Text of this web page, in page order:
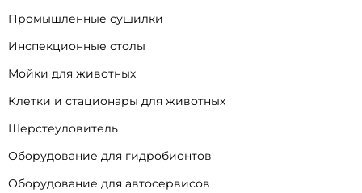
Промышленные сушилки
Инспекционные столы
Мойки для животных
Клетки и стационары для животных
Шерстеуловитель
Оборудование для гидробионтов
Оборудование для автосервисов